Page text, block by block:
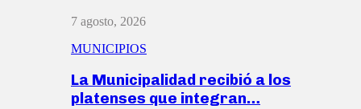
7 agosto, 2026
MUNICIPIOS
La Municipalidad recibió a los
platenses que integran…